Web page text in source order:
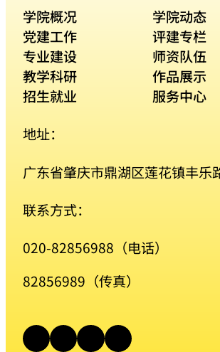
地址：
广东省肇庆市鼎湖区莲花镇丰乐
联系方式：
020-82856988（电话）
82856989（传真）
学院概况
学院动态
党建工作
评建专栏
专业建设
师资队伍
教学科研
作品展示
招生就业
服务中心